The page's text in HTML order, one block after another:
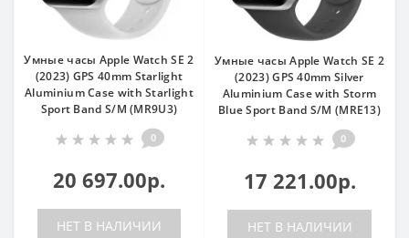
Умные часы Apple Watch SE 2
(2023) GPS 40mm Starlight
Aluminium Case with Starlight
Sport Band S/M (MR9U3)
0
20 697.00р.
НЕТ В НАЛИЧИИ
Умные часы Apple Watch SE 2
(2023) GPS 40mm Silver
Aluminium Case with Storm
Blue Sport Band S/M (MRE13)
0
17 221.00р.
НЕТ В НАЛИЧИИ